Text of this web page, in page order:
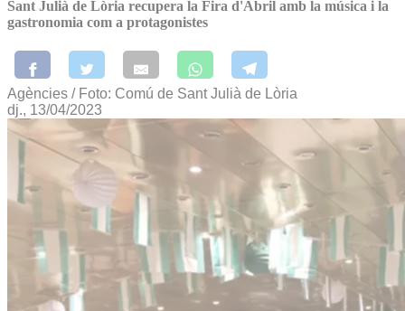
Sant Julià de Lòria recupera la Fira d'Abril amb la música i la
gastronomia com a protagonistes
Agències / Foto: Comú de Sant Julià de Lòria
dj., 13/04/2023